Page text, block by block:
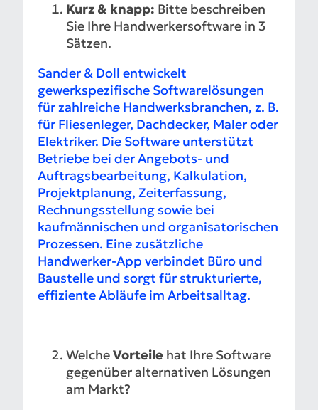
Kurz & knapp: Bitte beschreiben
Sie Ihre Handwerkersoftware in 3
Sätzen.
Sander & Doll entwickelt
gewerkspezifische Softwarelösungen
für zahlreiche Handwerksbranchen, z. B.
für Fliesenleger, Dachdecker, Maler oder
Elektriker. Die Software unterstützt
Betriebe bei der Angebots- und
Auftragsbearbeitung, Kalkulation,
Projektplanung, Zeiterfassung,
Rechnungsstellung sowie bei
kaufmännischen und organisatorischen
Prozessen. Eine zusätzliche
Handwerker-App verbindet Büro und
Baustelle und sorgt für strukturierte,
effiziente Abläufe im Arbeitsalltag.
WelcheVorteile hat Ihre Software
gegenüber alternativen Lösungen
am Markt?